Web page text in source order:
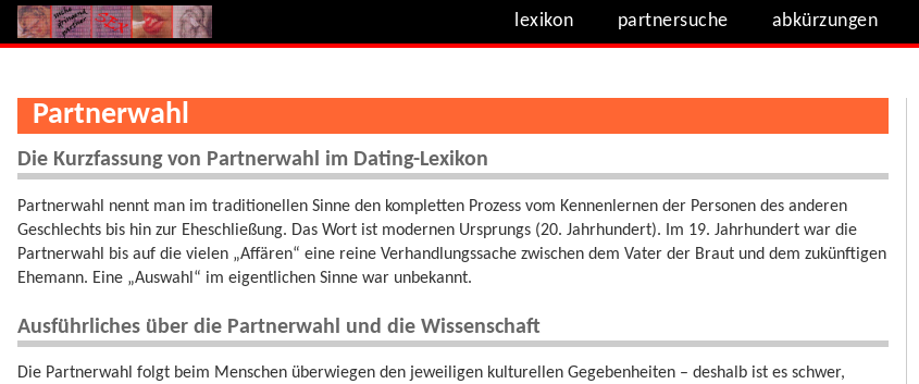
lexikon partnersuche abkürzungen
Partnerwahl
Die Kurzfassung von Partnerwahl im Dating-Lexikon
Partnerwahl nennt man im traditionellen Sinne den kompletten Prozess vom Kennenlernen der Personen des anderen
Geschlechts bis hin zur Eheschließung. Das Wort ist modernen Ursprungs (20. Jahrhundert). Im 19. Jahrhundert war die
Partnerwahl bis auf die vielen „Affären“ eine reine Verhandlungssache zwischen dem Vater der Braut und dem zukünftigen
Ehemann. Eine „Auswahl“ im eigentlichen Sinne war unbekannt.
Ausführliches über die Partnerwahl und die Wissenschaft
Die Partnerwahl folgt beim Menschen überwiegen den jeweiligen kulturellen Gegebenheiten – deshalb ist es schwer,